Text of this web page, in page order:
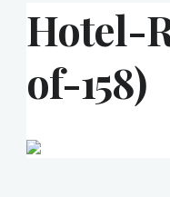
Hotel-
of-158)